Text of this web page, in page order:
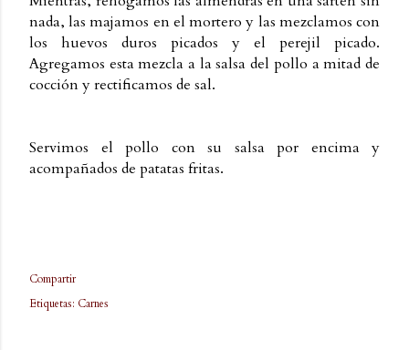
nada, las majamos en el mortero y las mezclamos con
los huevos duros picados y el perejil picado.
Agregamos esta mezcla a la salsa del pollo a mitad de
cocción y rectificamos de sal.
Servimos el pollo con su salsa por encima y
acompañados de patatas fritas.
Compartir
Etiquetas: Carnes